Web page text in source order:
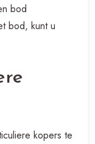
bod
bod, kunt u
kopers te